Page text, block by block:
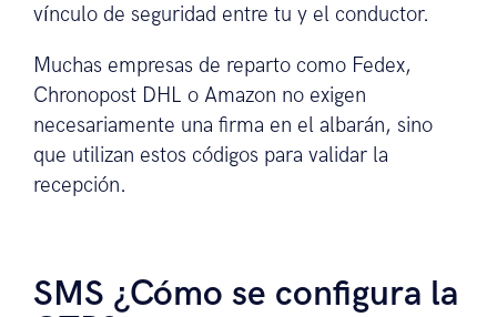
vínculo de seguridad entre tu y el conductor.
Muchas empresas de reparto como Fedex,
Chronopost DHL o Amazon no exigen
necesariamente una firma en el albarán, sino
que utilizan estos códigos para validar la
recepción.
SMS ¿Cómo se configura la